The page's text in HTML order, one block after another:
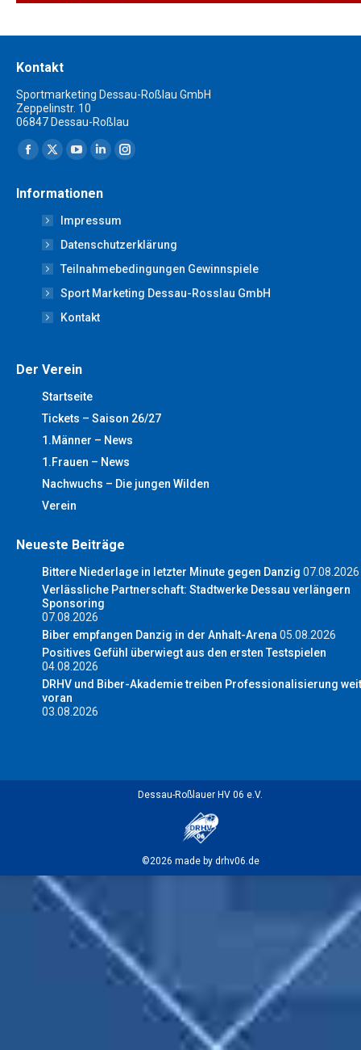
Kontakt
Sportmarketing Dessau-Roßlau GmbH
Zeppelinstr. 10
06847 Dessau-Roßlau
Finden Sie uns auf:
Facebook
opens
new
window
X
opens
in
new
window
YouTube
opens
in
new
window
Linkedin
opens
in
new
window
Instagram
new
window
Informationen
Impressum
Datenschutzerklärung
Teilnahmebedingungen Gewinnspiele
Sport Marketing Dessau-Rosslau GmbH
Kontakt
Der Verein
Startseite
Tickets – Saison 26/27
1.Männer – News
1.Frauen – News
Nachwuchs – Die jungen Wilden
Verein
Neueste Beiträge
Bittere Niederlage in letzter Minute gegen Danzig 07.08.2026
Verlässliche Partnerschaft: Stadtwerke Dessau verlängern
Sponsoring
07.08.2026
Biber empfangen Danzig in der Anhalt-Arena 05.08.2026
Positives Gefühl überwiegt aus den ersten Testspielen
04.08.2026
DRHV und Biber-Akademie treiben Professionalisierung
voran
03.08.2026
Dessau-Roßlauer HV 06 e.V.
©2026 made by drhv06.de